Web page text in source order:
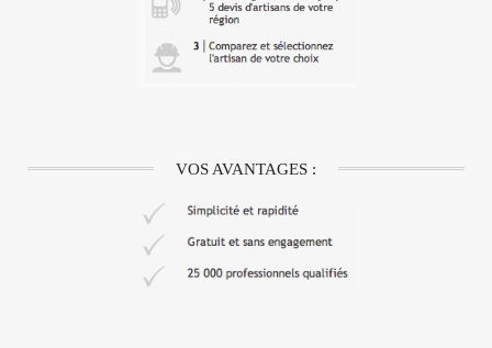
VOS AVANTAGES :